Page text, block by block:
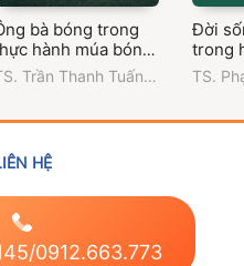
bà bóng trong
hành múa bóng
của người Việt
Bộ
Trần Thanh Tuấn,
Thành phố Hồ Chí
Đời
trong
Bảo
Hồ
TS.
hóa
HỆ
0912.663.773